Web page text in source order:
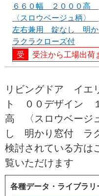
６６０幅 ２０００高
〈スロウベージュ柄〉
左右兼用 錠なし 明
ラクラクローズ付
受注から工場出荷
リビングドア イ
ト ００デザイン
高 〈スロウベー
し 明かり窓付 ラ
検討されている方は
覧いただけます
各種データ・ライブラリ